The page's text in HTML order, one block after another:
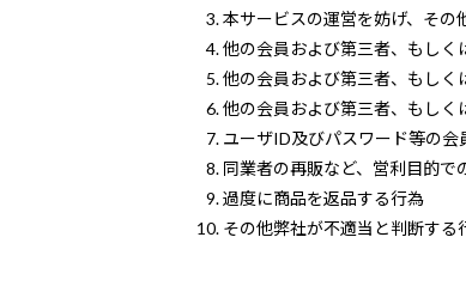
本サービスの運営を妨げ、その
他の会員および第三者、もし
他の会員および第三者、もし
他の会員および第三者、もし
ユーザID及びパスワード等の
同業者の再販など、営利目的で
過度に商品を返品する行為
その他弊社が不適当と判断する